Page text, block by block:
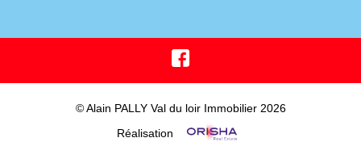
© Alain PALLY Val du loir Immobilier 2026
Réalisation